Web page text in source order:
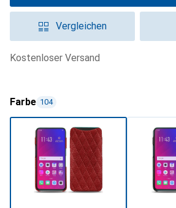
Vergleichen
kostenloser Versand
Farbe 104